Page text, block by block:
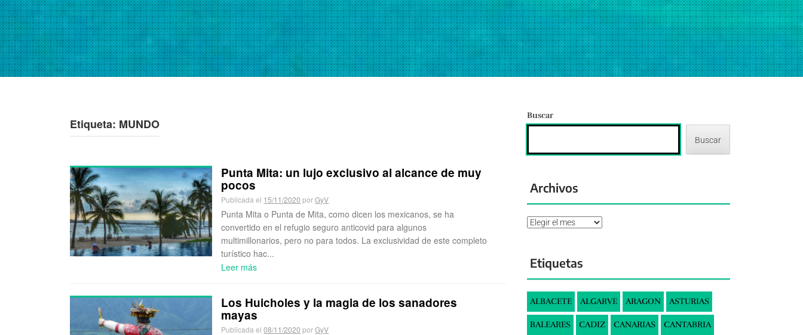
Etiqueta: MUNDO
Punta Mita: un lujo exclusivo al alcance de muy
pocos
Publicada el 15/11/2020 porGyV
Punta Mita o Punta de Mita, como dicen los mexicanos, se ha
convertido en el refugio seguro anticovid para algunos
multimillonarios, pero no para todos. La exclusividad de este completo
turístico hac...
Leer más
Los Huicholes y la magia de los sanadores
mayas
Publicada el08/11/2020 porGyV
Buscar
Buscar
Archivos
Archivos
Etiquetas
ALBACETE ALGARVE ARAGON ASTURIAS
BALEARES CADIZ CANARIAS CANTABRIA